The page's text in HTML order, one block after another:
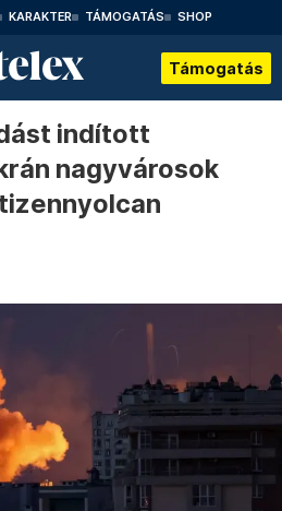
KARAKTER TÁMOGATÁS SHOP
Támogatás
indított
nagyvárosok